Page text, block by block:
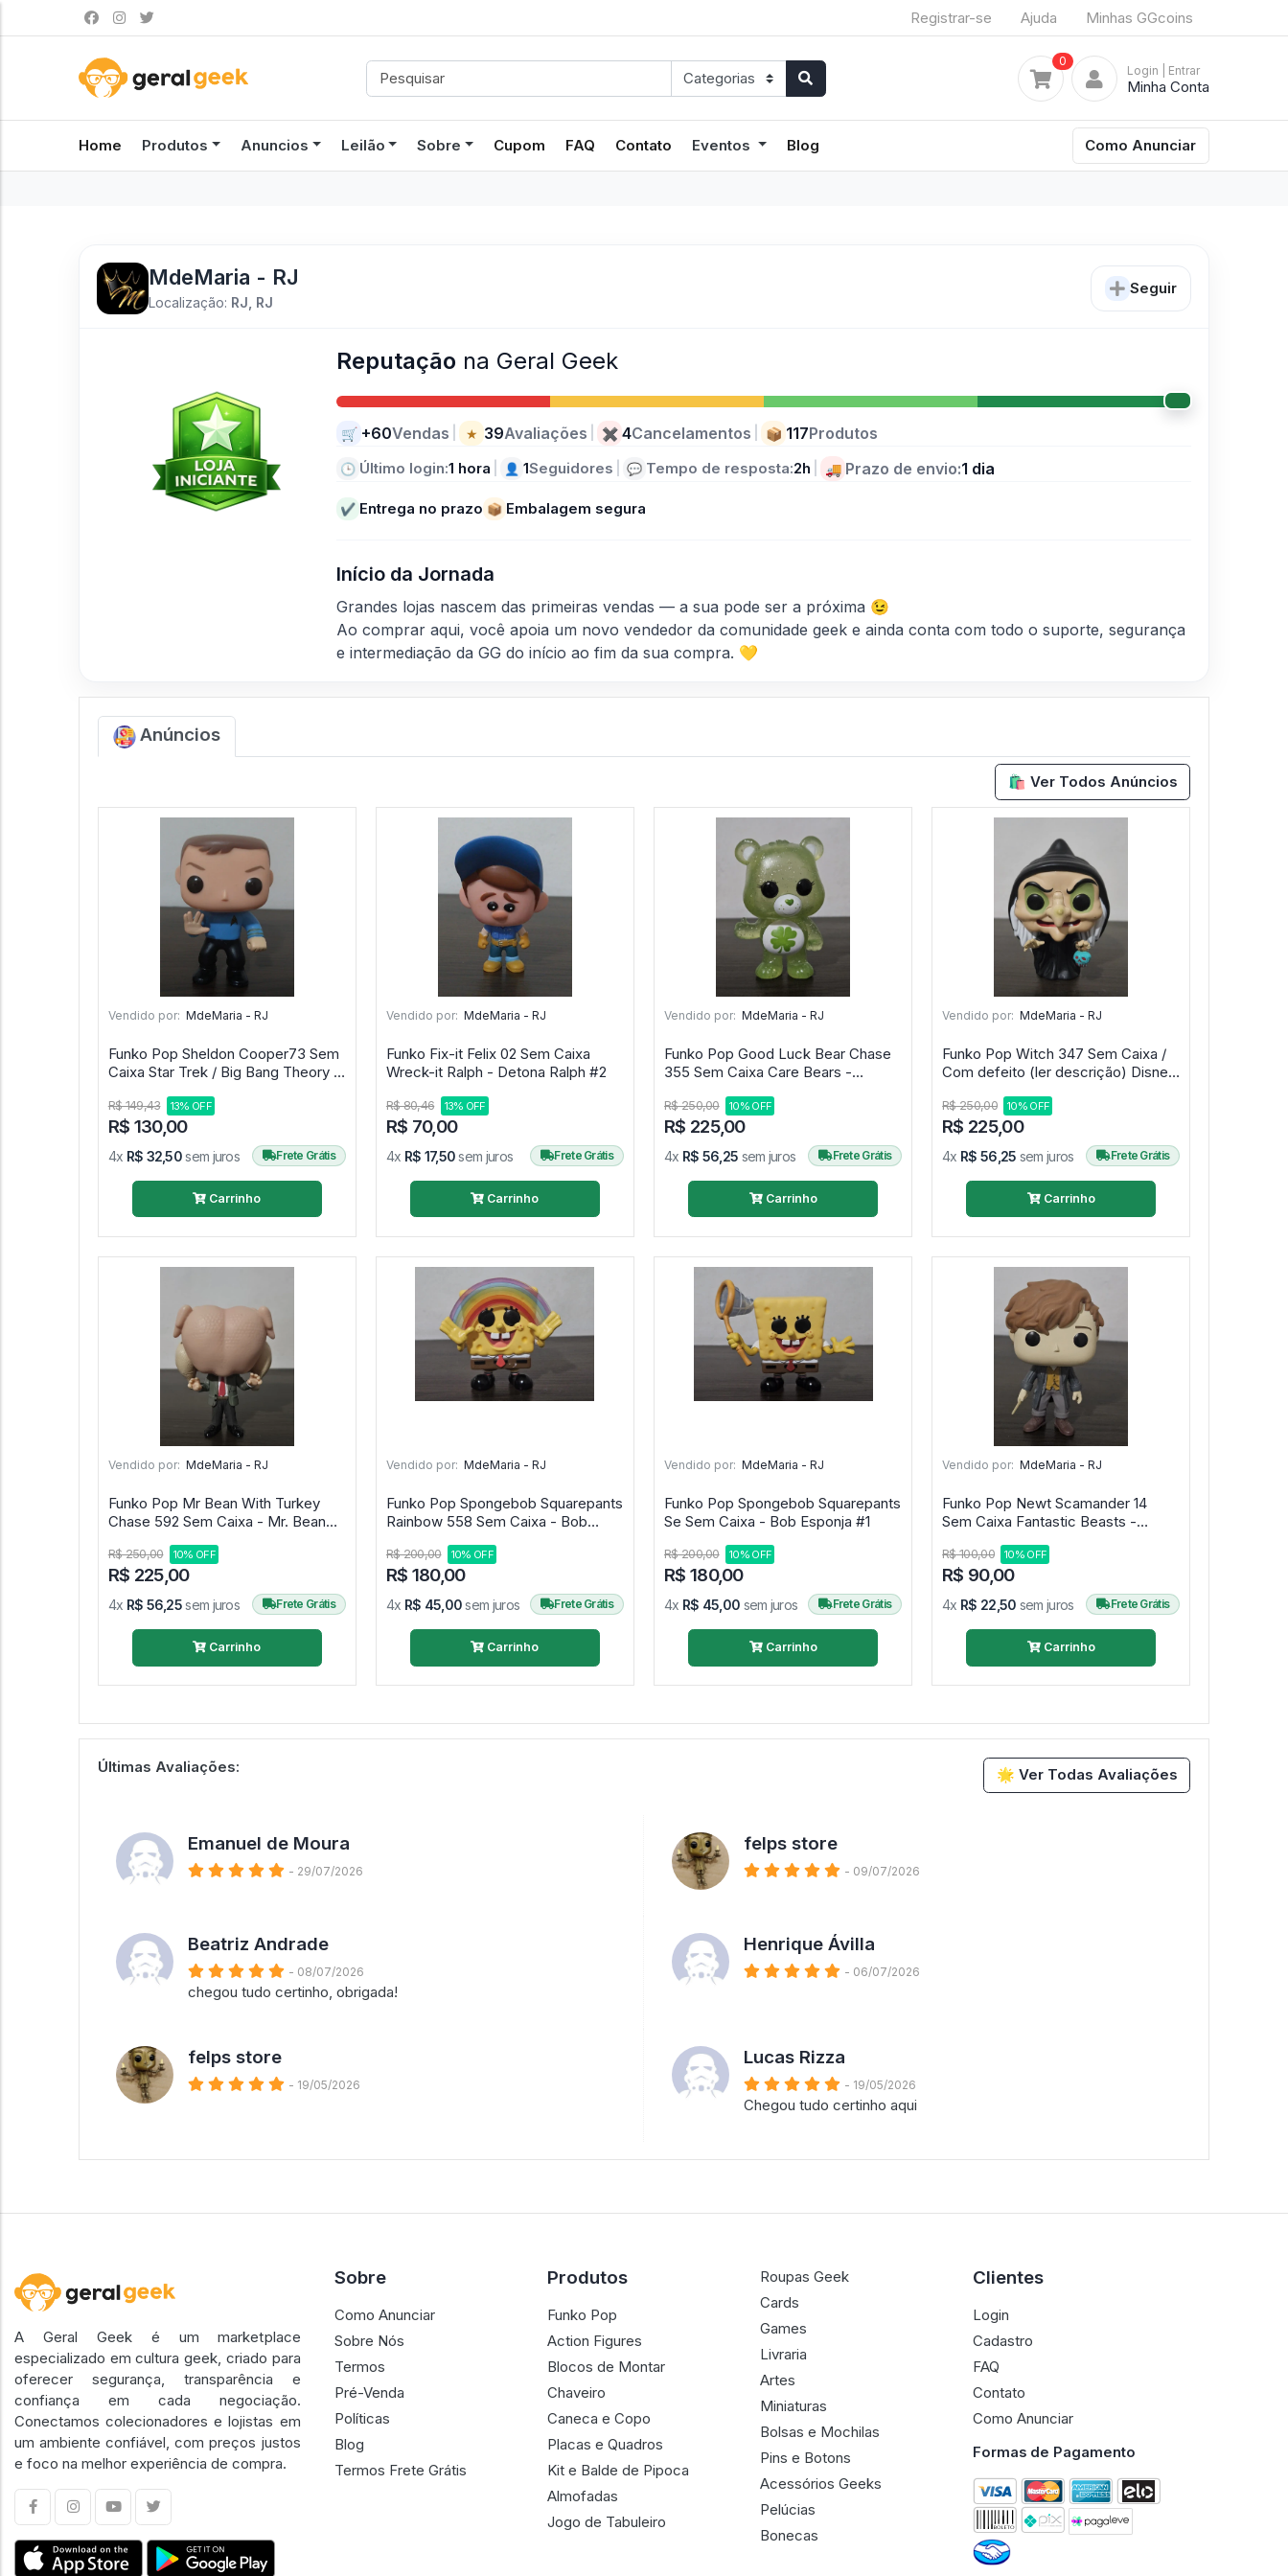
Registrar-se Ajuda Minhas GGcoins
0
Login | Entrar
Minha Conta
Home Produtos Anuncios Leilão Sobre Cupom FAQ Contato Eventos Blog Como Anunciar
MdeMaria - RJ
Localização: RJ, RJ
Seguir
Reputação na Geral Geek
🛒 +60Vendas ★ 39Avaliações ✖ 4Cancelamentos 📦 117Produtos
🕒 Último login:1 hora 👤 1Seguidores 💬 Tempo de resposta:2h 🚚 Prazo de envio:1 dia
✔ Entrega no prazo 📦 Embalagem segura
Início da Jornada
Grandes lojas nascem das primeiras vendas — a sua pode ser a próxima 😉
Ao comprar aqui, você apoia um novo vendedor da comunidade geek e ainda conta com todo o suporte, segurança
e intermediação da GG do início ao fim da sua compra. 💛
Anúncios
🛍️ Ver Todos Anúncios
Vendido por: MdeMaria - RJ
Funko Pop Sheldon Cooper73 Sem
Caixa Star Trek / Big Bang Theory -
R$ 149,43 13% OFF
R$ 130,00
4x R$ 32,50sem juros Frete Grátis
Carrinho
Vendido por: MdeMaria - RJ
Funko Fix-it Felix 02 Sem Caixa
Wreck-it Ralph - Detona Ralph #2
R$ 80,46 13% OFF
R$ 70,00
4x R$ 17,50sem juros Frete Grátis
Carrinho
Vendido por: MdeMaria - RJ
Funko Pop Good Luck Bear Chase
355 Sem Caixa Care Bears -
R$ 250,00 10% OFF
R$ 225,00
4x R$ 56,25 sem juros Frete Grátis
Carrinho
Vendido por: MdeMaria - RJ
Funko Pop Witch 347 Sem Caixa /
Com defeito (ler descrição) Disney
R$ 250,00 10% OFF
R$ 225,00
4x R$ 56,25 sem juros Frete Grátis
Carrinho
Vendido por: MdeMaria - RJ
Funko Pop Mr Bean With Turkey
Chase 592 Sem Caixa - Mr. Bean
R$ 250,00 10% OFF
R$ 225,00
4x R$ 56,25sem juros Frete Grátis
Carrinho
Vendido por: MdeMaria - RJ
Funko Pop Spongebob Squarepants
Rainbow 558 Sem Caixa - Bob
R$ 200,00 10% OFF
R$ 180,00
4x R$ 45,00sem juros Frete Grátis
Carrinho
Vendido por: MdeMaria - RJ
Funko Pop Spongebob Squarepants
Se Sem Caixa - Bob Esponja #1
R$ 200,00 10% OFF
R$ 180,00
4x R$ 45,00 sem juros Frete Grátis
Carrinho
Vendido por: MdeMaria - RJ
Funko Pop Newt Scamander 14
Sem Caixa Fantastic Beasts -
R$ 100,00 10% OFF
R$ 90,00
4x R$ 22,50 sem juros Frete Grátis
Carrinho
🌟 Ver Todas Avaliações
Últimas Avaliações:
Emanuel de Moura
- 29/07/2026
felps store
- 09/07/2026
Beatriz Andrade
- 08/07/2026
chegou tudo certinho, obrigada!
Henrique Ávilla
- 06/07/2026
felps store
- 19/05/2026
Lucas Rizza
- 19/05/2026
Chegou tudo certinho aqui
A Geral Geek é um marketplace
especializado em cultura geek, criado para
oferecer segurança, transparência e
confiança em cada negociação.
Conectamos colecionadores e lojistas em
um ambiente confiável, com preços justos
e foco na melhor experiência de compra.
Sobre
Como Anunciar
Sobre Nós
Termos
Pré-Venda
Políticas
Blog
Termos Frete Grátis
Produtos
Funko Pop
Action Figures
Blocos de Montar
Chaveiro
Caneca e Copo
Placas e Quadros
Kit e Balde de Pipoca
Almofadas
Jogo de Tabuleiro
Roupas Geek
Cards
Games
Livraria
Artes
Miniaturas
Bolsas e Mochilas
Pins e Botons
Acessórios Geeks
Pelúcias
Bonecas
Clientes
Login
Cadastro
FAQ
Contato
Como Anunciar
Formas de Pagamento